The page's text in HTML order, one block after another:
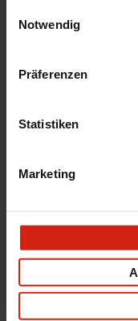
Notwendig
Präferenzen
Statistiken
Marketing
Auf Lager im zweiten
Voraussichtliche Lieferzeit
36,99 €
K&N
Stahlgrundplatte Rot